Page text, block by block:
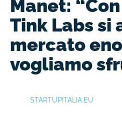
Manet:
Tink Labs si
mercato
vogliamo
STARTUPITALIA.EU